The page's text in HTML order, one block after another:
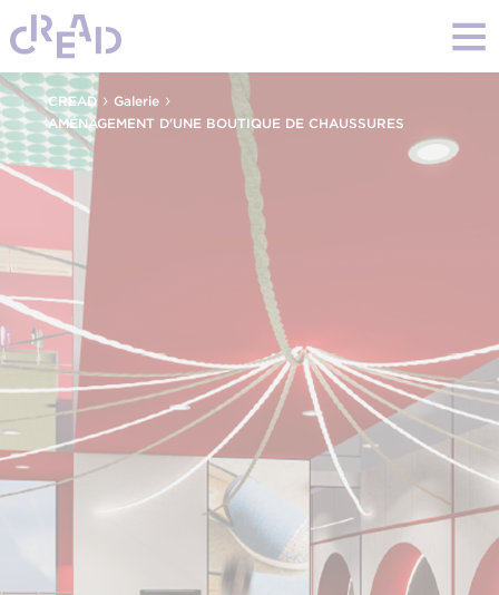
CREAD› Galerie›
AMÉNAGEMENT D'UNE BOUTIQUE DE CHAUSSURES